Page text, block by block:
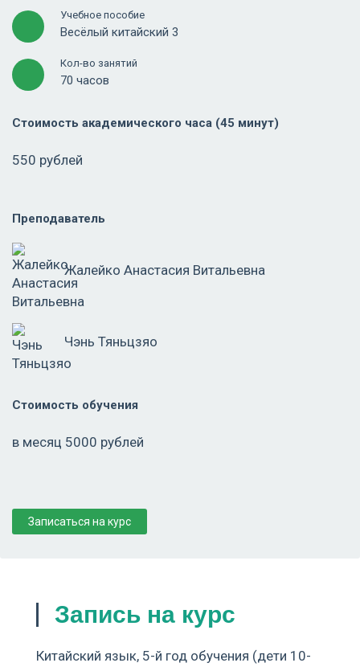
Учебное пособие
Весёлый китайский 3
Кол-во занятий
70 часов
Стоимость академического часа (45 минут)
550 рублей
Преподаватель
Жалейко Анастасия Витальевна
Чэнь Тяньцзяо
Стоимость обучения
в месяц 5000 рублей
Записаться на курс
Запись на курс
Китайский язык, 5-й год обучения (дети 10-